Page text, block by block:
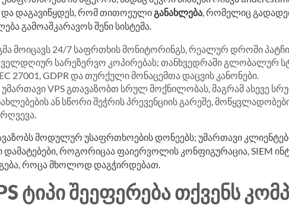
და დაგავიწყდეს, რომ თითოეულიგანახლება, რომელიც
გამოაშკარავოს შენი სისტემა.
მოიცავს 24/7 საფრთხის მონიტორინგს, რეალურ დროში
სარეზერვო კოპირებას; თანხვედრაში გლობალურ
27001, GDPR და თურქული მონაცემთა დაცვის კანონები.
უმართავი VPS გთავაზობთ სრულ მოქნილობას, მაგრამ ასევე
ან სწორი შეჭრის პრევენციის გარეშე,
მოდულურ უსაფრთხოების დონეებს; უმართავი
როგორიცაა ფაიერვოლის კონფიგურაცია, SIEM
როცა მხოლოდ დაგჭირდებათ.
ᲢᲘᲞᲘ ᲨᲔᲔᲤᲔᲠᲔᲑᲐ ᲗᲥᲕᲔᲜᲡ